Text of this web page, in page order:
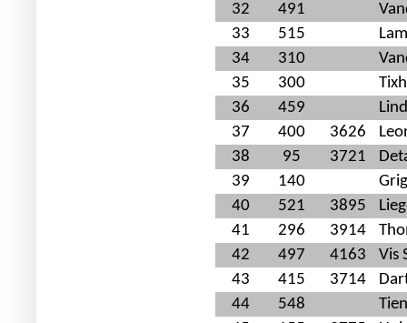
32
491
33
515
34
310
35
300
36
459
37
400 3626
38
95 3721
39
140
40
521 3895
41
296 3914
42
497 4163
Vis
43
415 3714
44
548